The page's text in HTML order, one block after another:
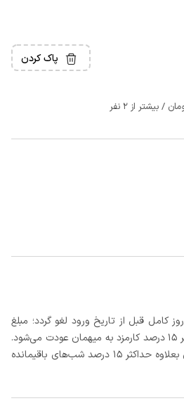
پاک کردن
در صورتی که رزرو، حداقل 3 روز کامل قبل از تاریخ ورود لغو گردد؛ مبلغ
صورتحساب پس از کسر حداکثر 15 درصد کارمزد به میهمان عودت می‌شود.
در غیر اینصورت اجاره شب اول بعلاوه حداکثر 15 درصد شب‌های باقیمانده